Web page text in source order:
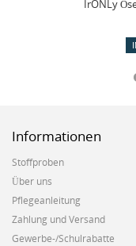
IrONLy
Informationen
Stoffproben
Über uns
Pflegeanleitung
Zahlung und Versand
Gewerbe-/Schulrabatte